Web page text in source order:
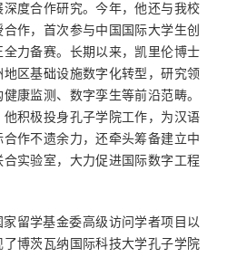
度合作研究。今年，他还与我校
作，首次参与中国国际大学生创
力备赛。长期以来，凯里伦博士
区基础设施数字化转型，研究领
康监测、数字孪生等前沿范畴。
积极投身孔子学院工作，为汉语
作不遗余力，还牵头筹备建立中
实验室，大力促进国际数字工程
留学基金委高级访问学者项目以
博茨瓦纳国际科技大学孔子学院